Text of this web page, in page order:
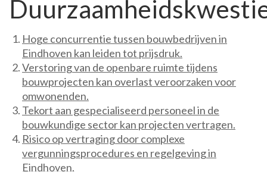
Hoge concurrentie tussen bouwbedrijven in
Eindhoven kan leiden tot prijsdruk.
Verstoring van de openbare ruimte tijdens
bouwprojecten kan overlast veroorzaken voor
omwonenden.
Tekort aan gespecialiseerd personeel in de
bouwkundige sector kan projecten vertragen.
Risico op vertraging door complexe
vergunningsprocedures en regelgeving in
Eindhoven.